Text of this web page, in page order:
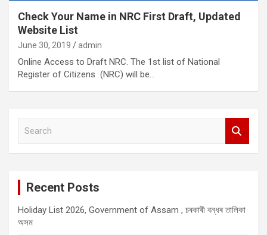
Check Your Name in NRC First Draft, Updated
Website List
June 30, 2019 admin
Online Access to Draft NRC. The 1st list of National
Register of Citizens (NRC) will be…
Recent Posts
Holiday List 2026, Government of Assam , চৰকাৰী বন্ধৰ তালিকা
অসম